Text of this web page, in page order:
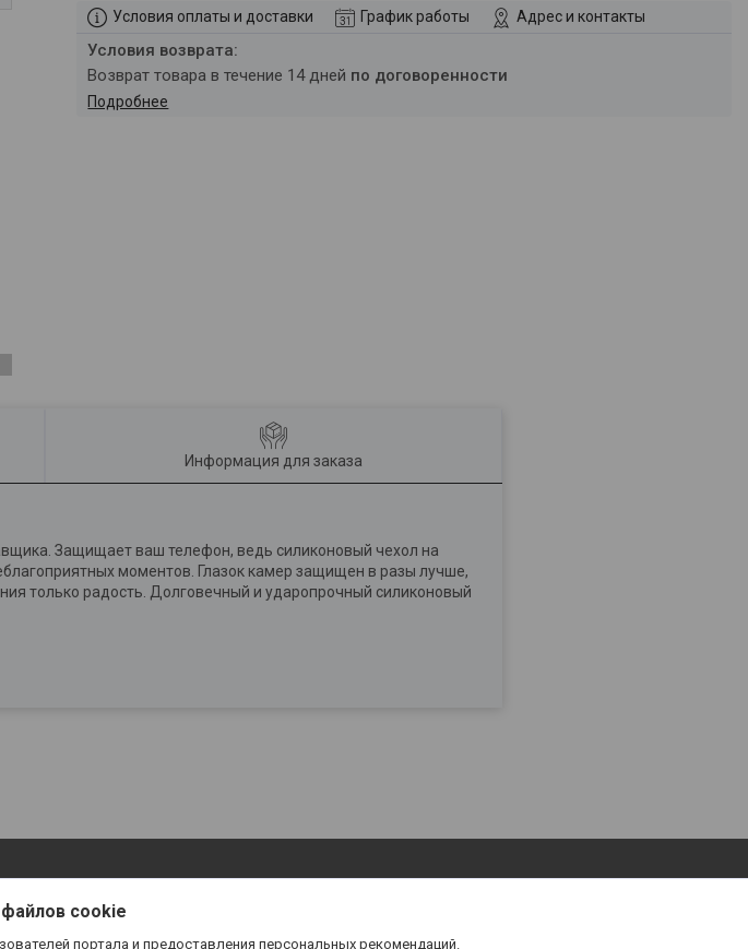
Условия оплаты и доставки График работы Адрес и контакты
возврат товара в течение 14 дней по договоренности
Подробнее
Информация для заказа
Защищает ваш телефон, ведь силиконовый чехол на
моментов. Глазок камер защищен в разы лучше,
только радость. Долговечный и ударопрочный силиконовый
cookie
портала и предоставления персональных рекомендаций.